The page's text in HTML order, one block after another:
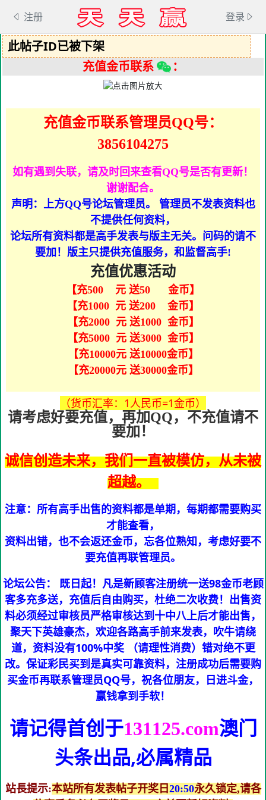
注册 登录
此帖子ID已被下架
充值金币联系
：
充值金币联系管理员QQ号：
3856104275
如有遇到失联，请及时回来查看QQ号是否有更新！
谢谢配合。
声明：上方QQ号论坛管理员。 管理员不发表资料也
不提供任何资料，
论坛所有资料都是高手发表与版主无关。问码的请不
要加！版主只提供充值服务，和监督高手!
充值优惠活动
【充500 元 送50 金币】
【充1000 元 送200 金币】
【充2000 元 送1000 金币】
【充5000 元 送3000 金币】
【充10000元 送10000金币】
【充20000元 送30000金币】
（货币汇率：1人民币=1金币）
请考虑好要充值，再加QQ，不充值请不
要加！
诚信创造未来，我们一直被模仿，从未被
超越。
注意：所有高手出售的资料都是单期，每期都需要购买
才能查看，
资料出错，也不会返还金币，忘各位熟知，考虑好要不
要充值再联管理员。
论坛公告： 既日起！凡是新顾客注册统一送98金币老顾
客多充多送，充值后自由购买，杜绝二次收费！出售资
料必须经过审核员严格审核达到十中八上后才能出售，
聚天下英雄豪杰，欢迎各路高手前来发表，吹牛请绕
道，资料没有100%中奖 （请理性消费）错对绝不更
改。保证彩民买到是真实可靠资料，注册成功后需要购
买金币再联系管理员QQ号，祝各位朋友，日进斗金，
赢钱拿到手软！
请记得首创于131125.com澳门
头条出品,必属精品
站長提示:本站所有发表帖子开奖日 20:50永久锁定,请各